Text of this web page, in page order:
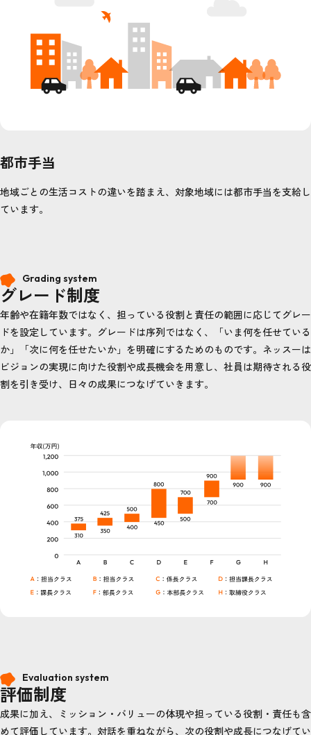
都市手当
地域ごとの生活コストの違いを踏まえ、対象地域には都市手当を支給し
ています。
Grading system
グレード制度
年齢や在籍年数ではなく、担っている役割と責任の範囲に応じてグレー
ドを設定しています。グレードは序列ではなく、「いま何を任せている
か」「次に何を任せたいか」を明確にするためのものです。ネッスーは
ビジョンの実現に向けた役割や成長機会を用意し、社員は期待される役
割を引き受け、日々の成果につなげていきます。
Evaluation system
評価制度
成果に加え、ミッション・バリューの体現や担っている役割・責任も含
めて評価しています。対話を重ねながら、次の役割や成長につなげてい